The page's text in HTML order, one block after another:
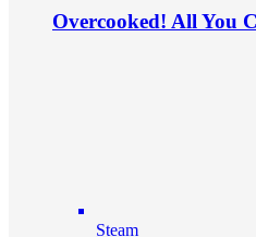
Overcooked! All You
Steam